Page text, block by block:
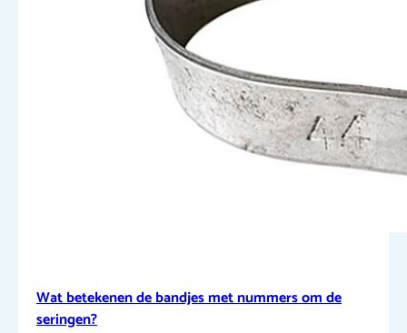
Wat betekenen de bandjes met nummers om de
seringen?